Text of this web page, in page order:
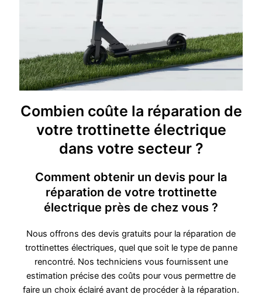
Combien coûte la réparation de
votre trottinette électrique
dans votre secteur ?
Comment obtenir un devis pour la
réparation de votre trottinette
électrique près de chez vous ?
Nous offrons des devis gratuits pour la réparation de
trottinettes électriques, quel que soit le type de panne
rencontré. Nos techniciens vous fournissent une
estimation précise des coûts pour vous permettre de
faire un choix éclairé avant de procéder à la réparation.